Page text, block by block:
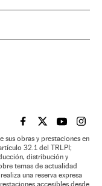
EL PAÍS BRASIL EN
EL PAÍSEL PAÍS
EL
sus obras y prestaciones en
32.1 del TRLPI;
distribución y
temas de actualidad
una reserva expresa
accesibles desde